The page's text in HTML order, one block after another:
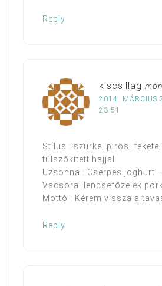
Reply
kiscsillag
2014. MÁRCIUS
23:51
Stílus : szürke, piros,
túlszőkített hajjal
Uzsonna : Cserpes joghurt
Vacsora: lencsefőzelék
Mottó : Kérem vissza a
Reply